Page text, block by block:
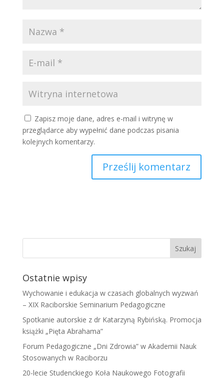
Zapisz moje dane, adres e-mail i witrynę w
przeglądarce aby wypełnić dane podczas pisania
kolejnych komentarzy.
Ostatnie wpisy
Wychowanie i edukacja w czasach globalnych wyzwań
– XIX Raciborskie Seminarium Pedagogiczne
Spotkanie autorskie z dr Katarzyną Rybińską. Promocja
książki „Pięta Abrahama”
Forum Pedagogiczne „Dni Zdrowia” w Akademii Nauk
Stosowanych w Raciborzu
20-lecie Studenckiego Koła Naukowego Fotografii